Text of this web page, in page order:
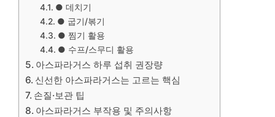
● 데치기
● 굽기/볶기
● 찜기 활용
● 수프/스무디 활용
아스파라거스 하루 섭취 권장량
신선한 아스파라거스는 고르는 핵심
손질·보관 팁
아스파라거스 부작용 및 주의사항